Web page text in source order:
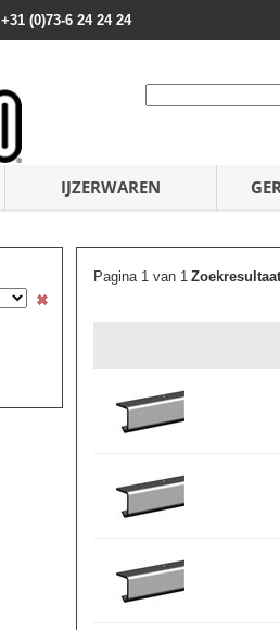
+31 (0)73-6 24 24 24
IJZERWAREN
Pagina 1 van 1Zoekresultaat